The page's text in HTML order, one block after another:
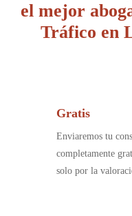
el mejor
Tráfico en
Gratis
Enviaremos tu
completamente
solo por la